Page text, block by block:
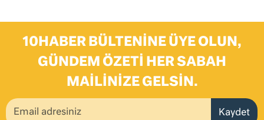
10HABER BÜLTENINE ÜYE OLUN,
GÜNDEM ÖZETI HER SABAH
MAILINIZE GELSIN.
Kaydet